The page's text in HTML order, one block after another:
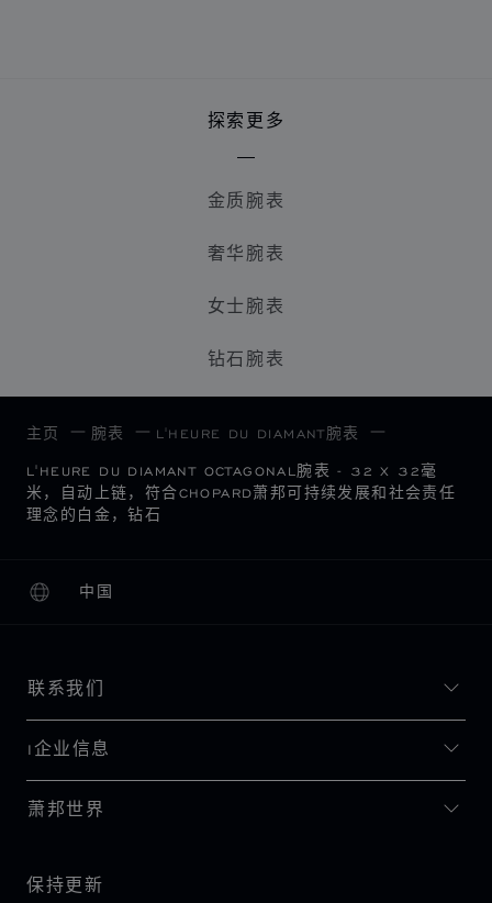
探索更多
金质腕表
奢华腕表
女士腕表
钻石腕表
主页 腕表 L'HEURE DU DIAMANT腕表
L'HEURE DU DIAMANT OCTAGONAL腕表 - 32 X 32毫
米，自动上链，符合CHOPARD萧邦可持续发展和社会责任
理念的白金，钻石
中国
本地化（更改国家/地区）
更改国家/地区
联系我们
I企业信息
萧邦世界
保持更新